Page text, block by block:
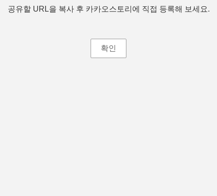
공유할 URL을 복사 후 카카오스토리에 직접 등록해 보세요.
확인